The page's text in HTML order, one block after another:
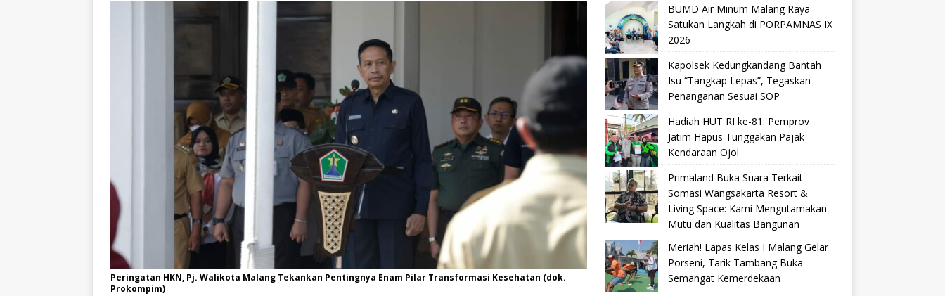
Peringatan HKN, Pj. Walikota Malang Tekankan Pentingnya Enam Pilar Transformasi Kesehatan (dok.
Prokompim)
BUMD Air Minum Malang Raya
Satukan Langkah di PORPAMNAS IX
2026
Kapolsek Kedungkandang Bantah
Isu “Tangkap Lepas”, Tegaskan
Penanganan Sesuai SOP
Hadiah HUT RI ke-81: Pemprov
Jatim Hapus Tunggakan Pajak
Kendaraan Ojol
Primaland Buka Suara Terkait
Somasi Wangsakarta Resort &
Living Space: Kami Mengutamakan
Mutu dan Kualitas Bangunan
Meriah! Lapas Kelas I Malang Gelar
Porseni, Tarik Tambang Buka
Semangat Kemerdekaan